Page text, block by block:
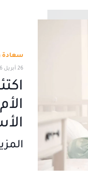
سعادة
26 أبريل 2026